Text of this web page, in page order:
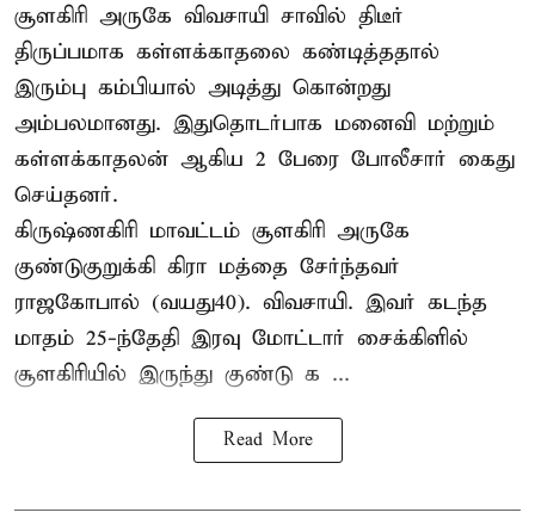
சூளகிரி அருகே விவசாயி சாவில் திடீர்
திருப்பமாக கள்ளக்காதலை கண்டித்ததால்
இரும்பு கம்பியால் அடித்து கொன்றது
அம்பலமானது. இதுதொடர்பாக மனைவி மற்றும்
கள்ளக்காதலன் ஆகிய 2 பேரை போலீசார் கைது
செய்தனர்.
கிருஷ்ணகிரி மாவட்டம் சூளகிரி அருகே
குண்டுகுறுக்கி கிரா மத்தை சேர்ந்தவர்
ராஜகோபால் (வயது40). விவசாயி. இவர் கடந்த
மாதம் 25-ந்தேதி இரவு மோட்டார் சைக்கிளில்
சூளகிரியில் இருந்து குண்டு க ...
Read More